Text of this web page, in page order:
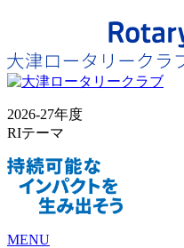
2026-27年度
RIテーマ
MENU